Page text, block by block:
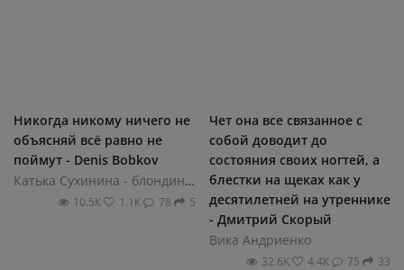
Никогда никому ничего не
объясняй всё равно не
поймут - Denis Bobkov
Катька Сухинина - блондинка на колесах
10.5К 1.1К 78 5
Чет она все связанное с
собой доводит до
состояния своих ногтей, а
блестки на щеках как у
десятилетней на утреннике
- Дмитрий Скорый
Вика Андриенко
32.6К 4.4К 75 33